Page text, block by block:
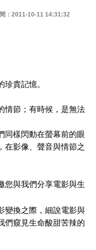
：2011-10-11 14:31:32
貴記憶。
情節；有時候，是無法
同樣閃動在螢幕前的眼
在影像、聲音與情節之
您與我們分享電影與生
變換之際，細說電影與
們窺見生命酸甜苦辣的